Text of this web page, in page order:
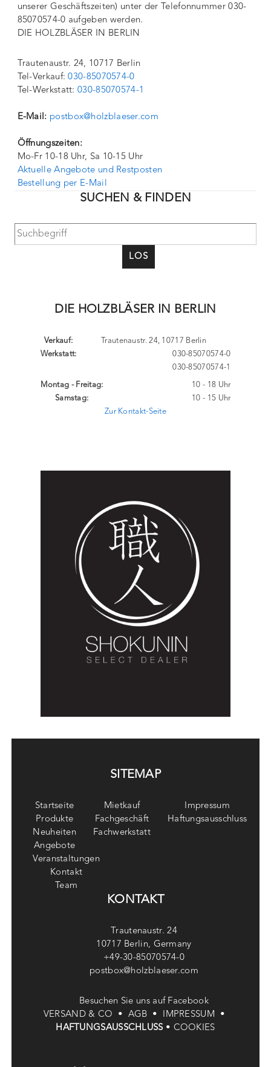
unserer Geschäftszeiten) unter der Telefonnummer 030-
85070574-0 aufgeben werden.
DIE HOLZBLÄSER IN BERLIN
Trautenaustr. 24, 10717 Berlin
Tel-Verkauf:030-85070574-0
Tel-Werkstatt:030-85070574-1
E-Mail: postbox@holzblaeser.com
Öffnungszeiten:
Mo-Fr 10-18 Uhr, Sa 10-15 Uhr
Aktuelle Angebote und Restposten
Bestellung per E-Mail
SUCHEN & FINDEN
LOS
DIE HOLZBLÄSER IN BERLIN
Trautenaustr. 24, 10717 Berlin
Verkauf:
Werkstatt:
030-85070574-0
030-85070574-1
Montag - Freitag:
Samstag:
10 - 18 Uhr
10 - 15 Uhr
Zur Kontakt-Seite
SITEMAP
Startseite
Produkte
Neuheiten
Angebote
Mietkauf
Fachgeschäft
Fachwerkstatt
Impressum
Haftungsausschluss
Veranstaltungen
Kontakt
Team
KONTAKT
Trautenaustr. 24
10717 Berlin, Germany
+49-30-85070574-0
postbox@holzblaeser.com
Besuchen Sie uns auf Facebook
VERSAND & CO • AGB • IMPRESSUM •
HAFTUNGSAUSSCHLUSS • COOKIES